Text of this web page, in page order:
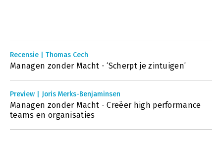
Recensie | Thomas Cech
Managen zonder Macht - ‘Scherpt je zintuigen’
Preview | Joris Merks-Benjaminsen
Managen zonder Macht - Creëer high performance
teams en organisaties